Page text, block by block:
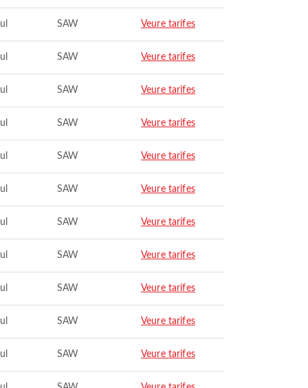
SAW Veure tarifes
SAW Veure tarifes
SAW Veure tarifes
SAW Veure tarifes
SAW Veure tarifes
SAW Veure tarifes
SAW Veure tarifes
SAW Veure tarifes
SAW Veure tarifes
SAW Veure tarifes
SAW Veure tarifes